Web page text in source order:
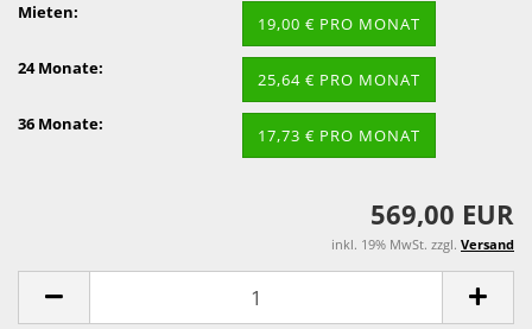
Mieten:
19,00 € PRO MONAT
24 Monate:
25,64 € PRO MONAT
36 Monate:
17,73 € PRO MONAT
569,00 EUR
inkl. 19% MwSt. zzgl. Versand